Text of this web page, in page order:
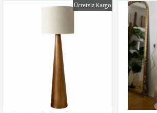
Ücretsiz Kargo